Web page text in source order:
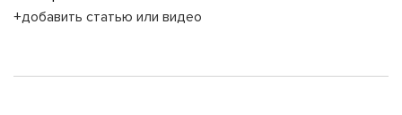
+добавить статью или видео